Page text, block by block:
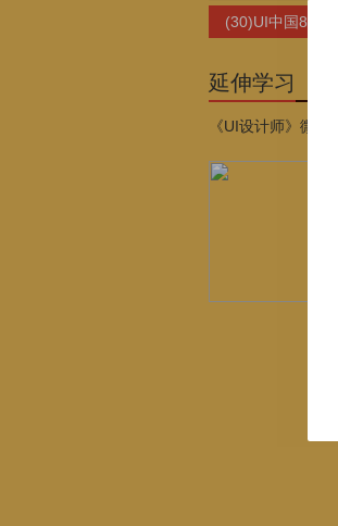
延伸学习
《UI设计师》微专业